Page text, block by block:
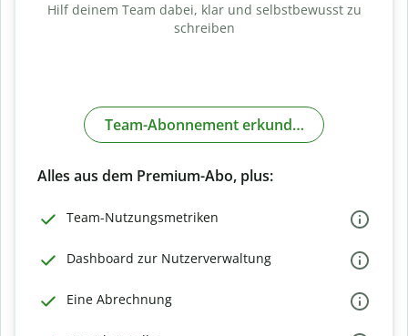
Hilf deinem Team dabei, klar und selbstbewusst zu
schreiben
Team-Abonnement erkunden
Alles aus dem Premium-Abo, plus:
Team-Nutzungsmetriken
Dashboard zur Nutzerverwaltung
Eine Abrechnung